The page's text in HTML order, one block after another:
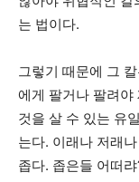
는 법이다.
그렇기 때문에 그
에게 팔거나 팔려야
것을 살 수 있는 유
는다. 이래나 저래
좁다. 좁은들 어떠